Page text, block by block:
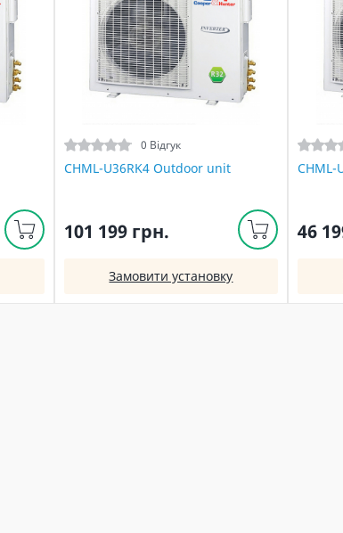
0 Відгук
CHML-U36RK4 Outdoor unit
101 199 грн.
Замовити установку
CHML-
46